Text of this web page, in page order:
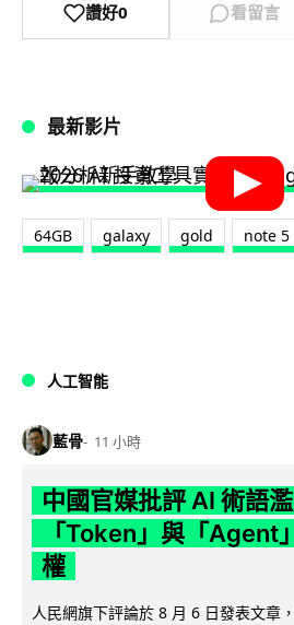
讚好0 看留言
最新影片
64GB galaxy gold note 5
人工智能
藍骨 11 小時
中國官媒批評 AI 術語
「Token」與「Agent
權
人民網旗下評論於 8 月 6 日發表文章